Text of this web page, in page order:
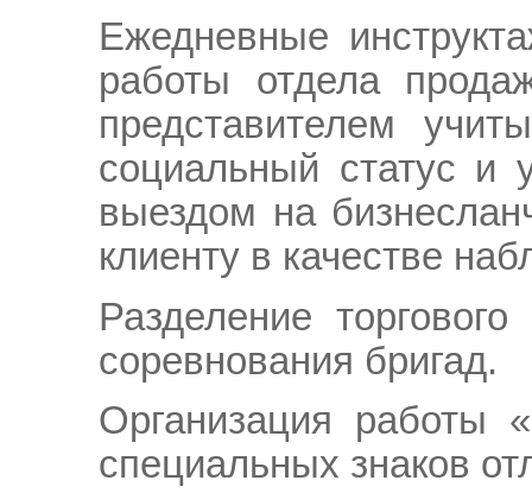
Ежедневные
работы отдела
представителем
социальный статус и
выездом на
клиенту в качестве
Разделение
соревнования бригад.
Организация работы
специальных знаков